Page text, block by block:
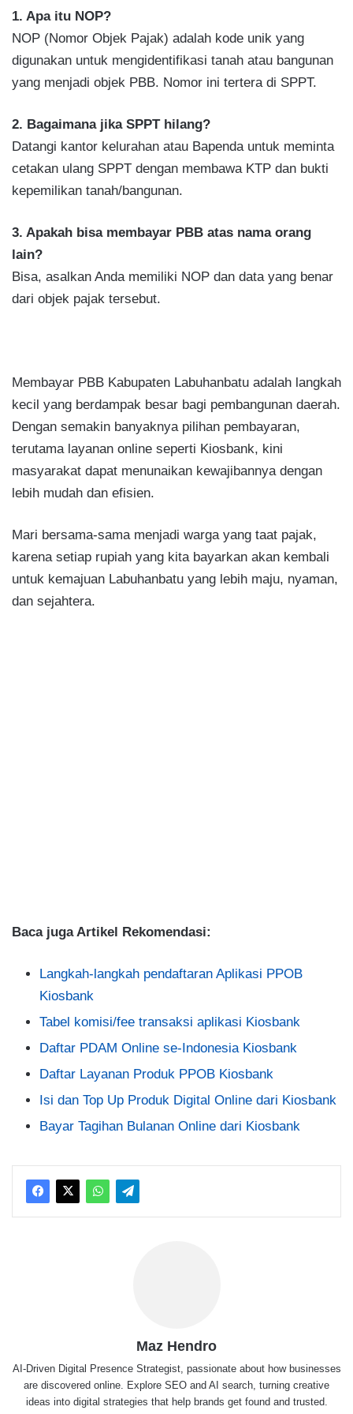
1. Apa itu NOP?
NOP (Nomor Objek Pajak) adalah kode unik yang
digunakan untuk mengidentifikasi tanah atau bangunan
yang menjadi objek PBB. Nomor ini tertera di SPPT.
2. Bagaimana jika SPPT hilang?
Datangi kantor kelurahan atau Bapenda untuk meminta
cetakan ulang SPPT dengan membawa KTP dan bukti
kepemilikan tanah/bangunan.
3. Apakah bisa membayar PBB atas nama orang
lain?
Bisa, asalkan Anda memiliki NOP dan data yang benar
dari objek pajak tersebut.
Membayar PBB Kabupaten Labuhanbatu adalah langkah
kecil yang berdampak besar bagi pembangunan daerah.
Dengan semakin banyaknya pilihan pembayaran,
terutama layanan online seperti Kiosbank, kini
masyarakat dapat menunaikan kewajibannya dengan
lebih mudah dan efisien.
Mari bersama-sama menjadi warga yang taat pajak,
karena setiap rupiah yang kita bayarkan akan kembali
untuk kemajuan Labuhanbatu yang lebih maju, nyaman,
dan sejahtera.
Baca juga Artikel Rekomendasi:
Langkah-langkah pendaftaran Aplikasi PPOB
Kiosbank
Tabel komisi/fee transaksi aplikasi Kiosbank
Daftar PDAM Online se-Indonesia Kiosbank
Daftar Layanan Produk PPOB Kiosbank
Isi dan Top Up Produk Digital Online dari Kiosbank
Bayar Tagihan Bulanan Online dari Kiosbank
Maz Hendro
AI-Driven Digital Presence Strategist, passionate about how businesses
are discovered online. Explore SEO and AI search, turning creative
ideas into digital strategies that help brands get found and trusted.